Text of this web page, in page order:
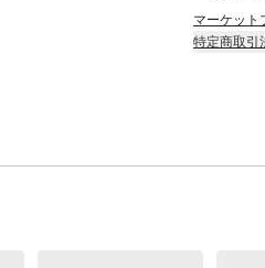
マーケット
特定商取引